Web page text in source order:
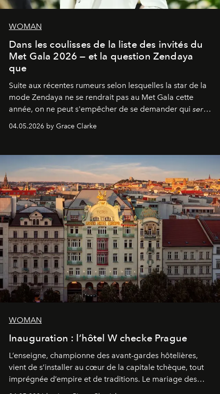
WOMAN
Dans les coulisses de la liste des invités du
Met Gala 2026 — et la question Zendaya
que
Suite aux récentes rumeurs selon lesquelles la star de la
mode Zendaya ne se rendrait pas au Met Gala cette
année, on ne peut s'empêcher de se demander qui sera
04.05.2026 by Grace Clarke
WOMAN
Inauguration : l’hôtel W checke Prague
L’enseigne, championne des avant-gardes hôtelières,
vient de s’installer au cœur de la capitale tchèque, tout
imprégnée d’empire et de traditions. Le mariage des
extrêmes fait merveille.